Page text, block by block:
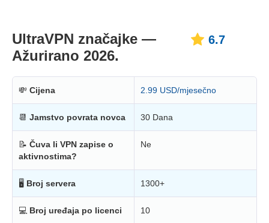
UltraVPN značajke —
Ažurirano 2026.
6.7
💸 Cijena 2.99 USD/mjesečno
📆 Jamstvo povrata novca 30 Dana
📝 Čuva li VPN zapise o
aktivnostima?
Ne
🖥 Broj servera 1300+
💻 Broj uređaja po licenci 10